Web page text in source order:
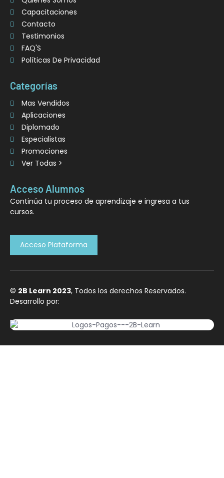
Capacitaciones
Contacto
Testimonios
FAQ'S
Políticas De Privacidad
Categorías
Mas Vendidos
Aplicaciones
Diplomado
Especialistas
Promociones
Ver Todas >
Acceso Alumnos
Continúa tu proceso de aprendizaje e ingresa a tus
cursos.
Acceso Plataforma
© 2B Learn 2023, Todos los derechos Reservados.
Desarrollo por: